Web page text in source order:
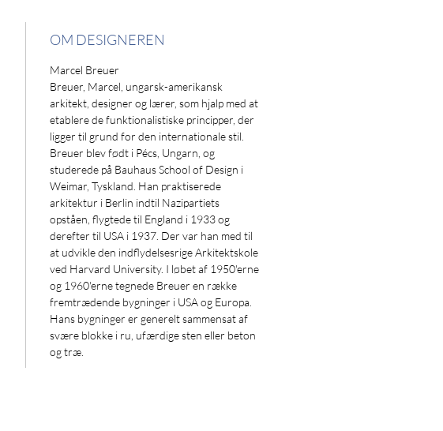
OM DESIGNEREN
Marcel Breuer
Breuer, Marcel, ungarsk-amerikansk
arkitekt, designer og lærer, som hjalp med at
etablere de funktionalistiske principper, der
ligger til grund for den internationale stil.
Breuer blev født i Pécs, Ungarn, og
studerede på Bauhaus School of Design i
Weimar, Tyskland. Han praktiserede
arkitektur i Berlin indtil Nazipartiets
opståen, flygtede til England i 1933 og
derefter til USA i 1937. Der var han med til
at udvikle den indflydelsesrige Arkitektskole
ved Harvard University. I løbet af 1950'erne
og 1960'erne tegnede Breuer en række
fremtrædende bygninger i USA og Europa.
Hans bygninger er generelt sammensat af
svære blokke i ru, ufærdige sten eller beton
og træ.